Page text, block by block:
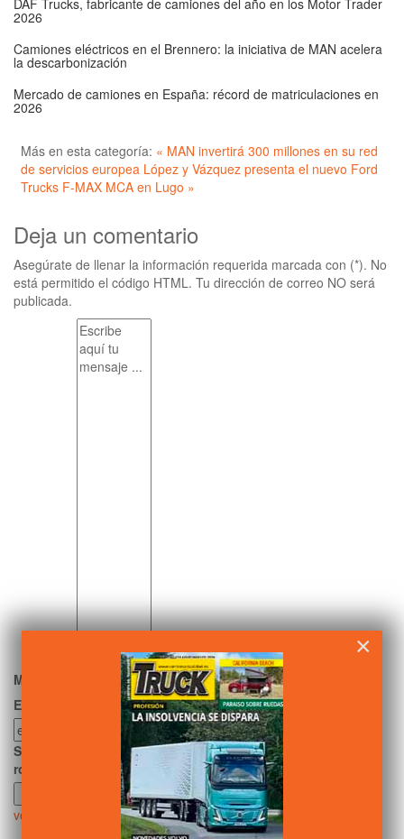
DAF Trucks, fabricante de camiones del año en los Motor Trader
2026
Camiones eléctricos en el Brennero: la iniciativa de MAN acelera
la descarbonización
Mercado de camiones en España: récord de matriculaciones en
2026
Más en esta categoría: « MAN invertirá 300 millones en su red
de servicios europea López y Vázquez presenta el nuevo Ford
Trucks F-MAX MCA en Lugo »
Deja un comentario
Asegúrate de llenar la información requerida marcada con (*). No
está permitido el código HTML. Tu dirección de correo NO será
publicada.
Mensaje *
Nombre *
Email *
URL del sitio web
Solo una cosa más, necesitamos saber que no eres un
robot:
volver arriba
×